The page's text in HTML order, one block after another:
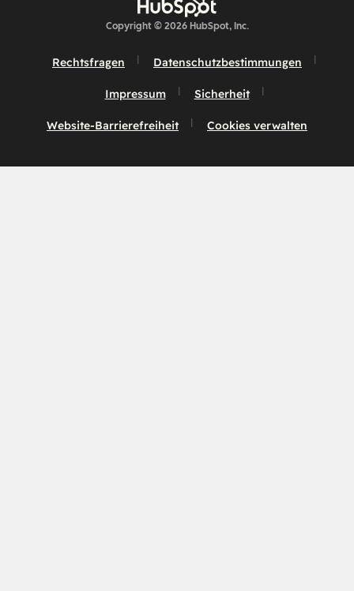
Copyright © 2026 HubSpot, Inc.
Rechtsfragen Datenschutzbestimmungen
Impressum Sicherheit
Website-Barrierefreiheit Cookies verwalten